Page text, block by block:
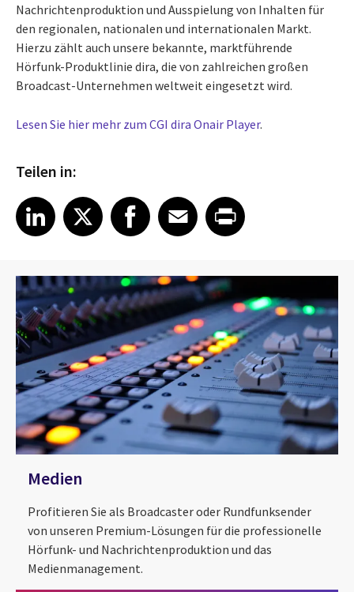
Nachrichtenproduktion und Ausspielung von Inhalten für
den regionalen, nationalen und internationalen Markt.
Hierzu zählt auch unsere bekannte, marktführende
Hörfunk-Produktlinie dira, die von zahlreichen großen
Broadcast-Unternehmen weltweit eingesetzt wird.
Lesen Sie hier mehr zum CGI dira Onair Player.
Teilen in:
Share article on LinkedIn
LinkedIn
Share article on XShare article on Facebook
Facebook
Share article on Email
EmailShare article on Print
Medien
Profitieren Sie als Broadcaster oder Rundfunksender
von unseren Premium-Lösungen für die professionelle
Hörfunk- und Nachrichtenproduktion und das
Medienmanagement.